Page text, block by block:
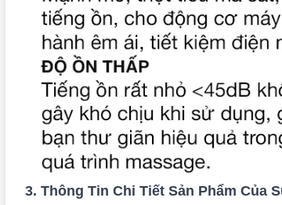
3. Thông Tin Chi Tiết Sản Phẩm Của